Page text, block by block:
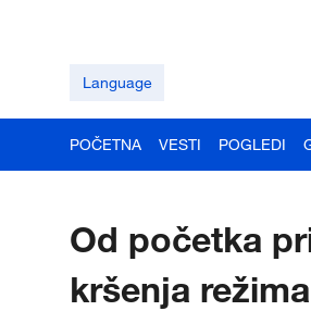
Language
POČETNA VESTI POGLEDI
Od početka
kršenja